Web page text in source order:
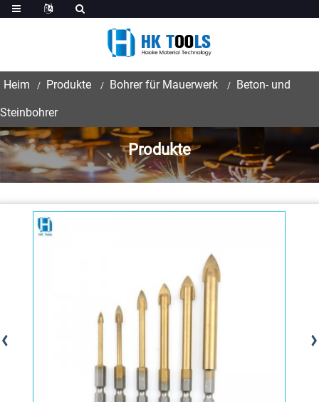
Heim Produkte Bohrer für Mauerwerk Beton- und
Steinbohrer
Produkte